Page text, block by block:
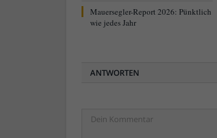
Mauersegler-Report 2026: Pünktlich
wie jedes Jahr
ANTWORTEN